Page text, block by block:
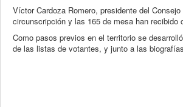
Víctor Cardoza Romero, presidente del
circunscripción y las 165 de mesa han
Como pasos previos en el territorio se
de las listas de votantes, y junto a las